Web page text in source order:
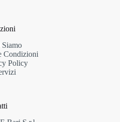
Condizioni
Policy